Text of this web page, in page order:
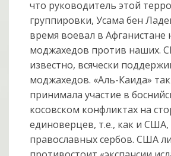
что руководитель этой
группировки, Усама бен
время воевал в Афганистане
моджахедов против наших.
известно, всячески
моджахедов. «Аль-Каида»
принимала участие в
косовском конфликтах на
единоверцев, т.е., как и
православных сербов. США